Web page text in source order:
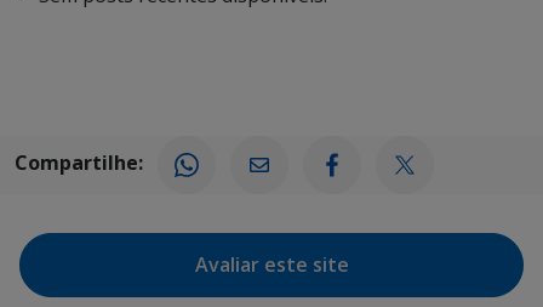
Compartilhe:
Avaliar este site